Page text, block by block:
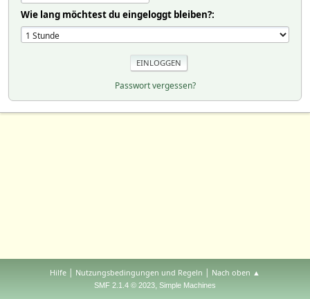
Wie lang möchtest du eingeloggt bleiben?:
Passwort vergessen?
Hilfe | Nutzungsbedingungen und Regeln | Nach oben ▲
SMF 2.1.4 © 2023, Simple Machines